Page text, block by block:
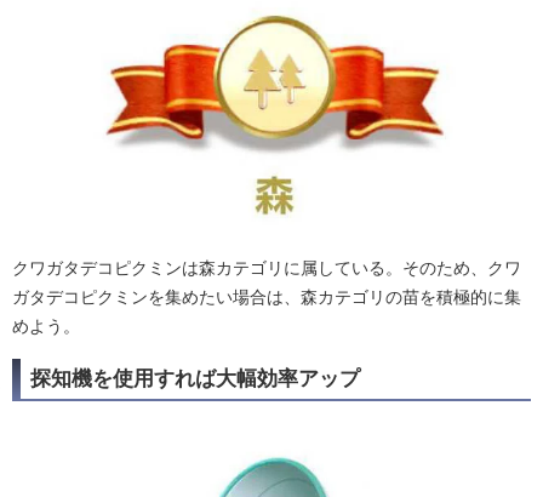
クワガタデコピクミンは森カテゴリに属している。そのため、クワ
ガタデコピクミンを集めたい場合は、森カテゴリの苗を積極的に集
めよう。
探知機を使用すれば大幅効率アップ